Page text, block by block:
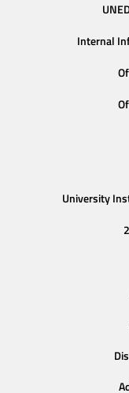
Internal
University